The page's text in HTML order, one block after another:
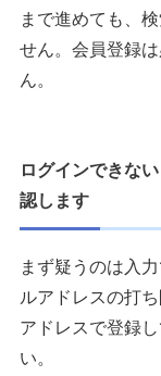
まで進めても、
せん。会員登録
ん。
ログインできな
認します
まず疑うのは入
ルアドレスの打
アドレスで登録
い。